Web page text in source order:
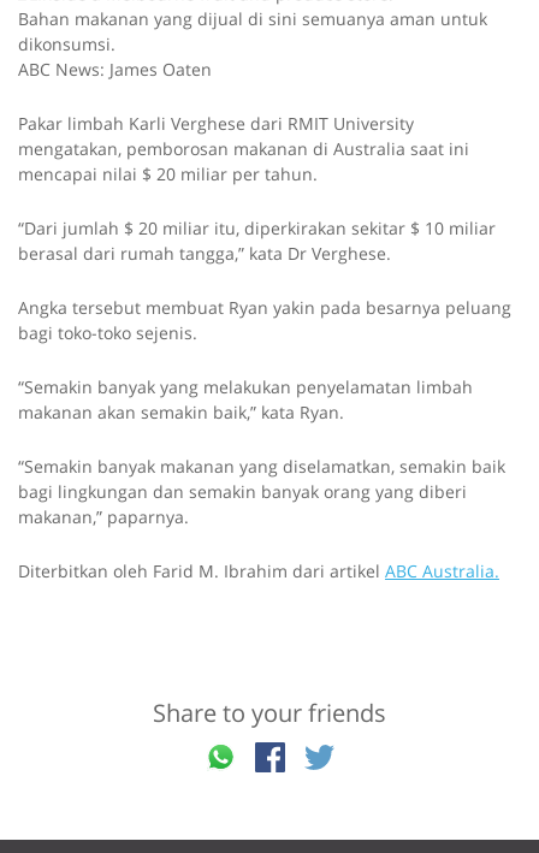
Bahan makanan yang dijual di sini semuanya aman untuk
dikonsumsi.
ABC News: James Oaten
Pakar limbah Karli Verghese dari RMIT University
mengatakan, pemborosan makanan di Australia saat ini
mencapai nilai $ 20 miliar per tahun.
“Dari jumlah $ 20 miliar itu, diperkirakan sekitar $ 10 miliar
berasal dari rumah tangga,” kata Dr Verghese.
Angka tersebut membuat Ryan yakin pada besarnya peluang
bagi toko-toko sejenis.
“Semakin banyak yang melakukan penyelamatan limbah
makanan akan semakin baik,” kata Ryan.
“Semakin banyak makanan yang diselamatkan, semakin baik
bagi lingkungan dan semakin banyak orang yang diberi
makanan,” paparnya.
Diterbitkan oleh Farid M. Ibrahim dari artikel ABC Australia.
Share to your friends